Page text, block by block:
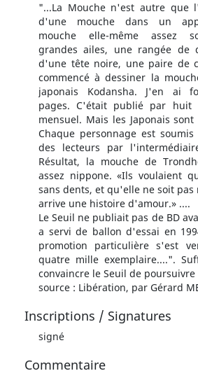
"...La Mouche n'est autre que
d'une mouche dans un
mouche elle-même assez
grandes ailes, une rangée de
d'une tête noire, une paire de
commencé à dessiner la
japonais Kodansha. J'en ai
pages. C'était publié par huit
mensuel. Mais les Japonais
Chaque personnage est
des lecteurs par
Résultat, la mouche de
assez nippone. «Ils voulaient
sans dents, et qu'elle ne soit
arrive une histoire d'amour.» ....
Le Seuil ne publiait pas de BD
a servi de ballon d'essai en
promotion particulière s'est
quatre mille exemplaire....".
convaincre le Seuil de
source : Libération, par Gérard
Inscriptions / Signatures
signé
Commentaire